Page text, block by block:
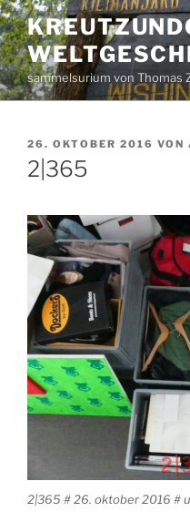
Zum
Inhalt
springen
sammelsurium von Thomas
VERÖFFENTLICHT
AM
26. OKTOBER 2016 VON
2|365
2|365 # 26. oktober 2016 #